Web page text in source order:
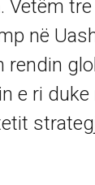
Vetëm
në
e ri